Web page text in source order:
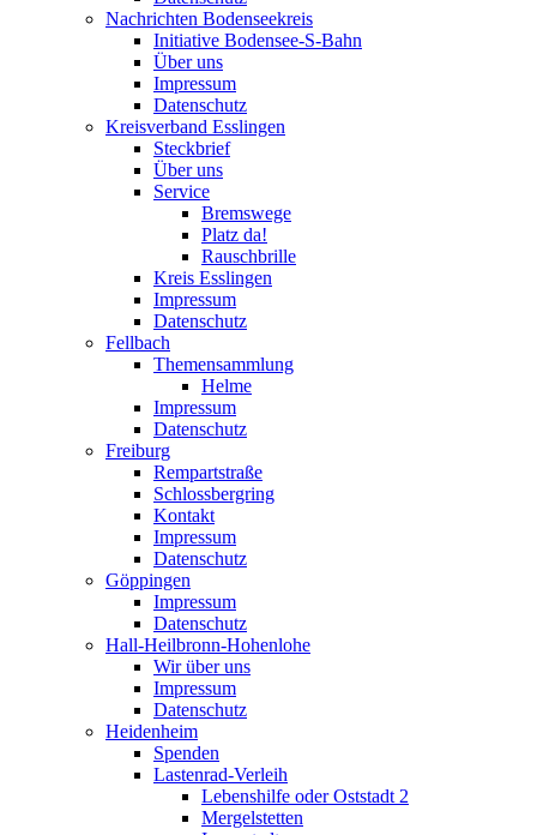
Nachrichten Bodenseekreis
Initiative Bodensee-S-Bahn
Über uns
Impressum
Datenschutz
Kreisverband Esslingen
Steckbrief
Über uns
Service
Bremswege
Platz da!
Rauschbrille
Kreis Esslingen
Impressum
Datenschutz
Fellbach
Themensammlung
Helme
Impressum
Datenschutz
Freiburg
Rempartstraße
Schlossbergring
Kontakt
Impressum
Datenschutz
Göppingen
Impressum
Datenschutz
Hall-Heilbronn-Hohenlohe
Wir über uns
Impressum
Datenschutz
Heidenheim
Spenden
Lastenrad-Verleih
Lebenshilfe oder Oststadt 2
Mergelstetten